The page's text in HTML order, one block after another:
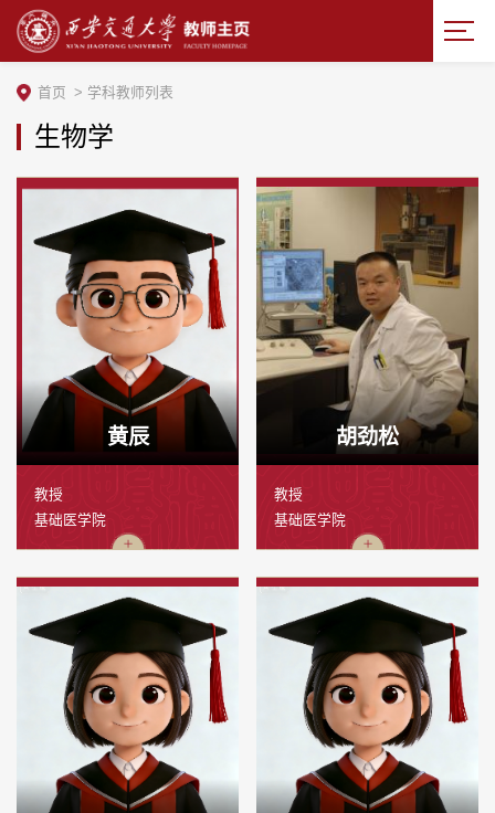
生物学
首页 > 学科教师列表
黄辰
教授
基础医学院
胡劲松
教授
基础医学院